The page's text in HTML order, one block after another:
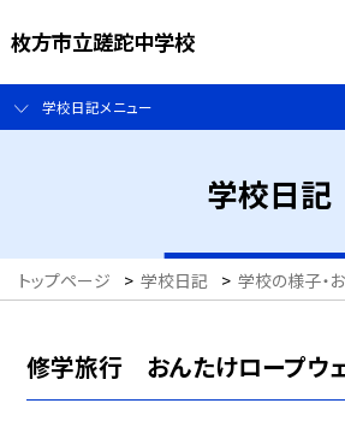
枚方市立蹉跎中学校
学校日記メニュー
学校日記
トップページ > 学校日記 > 学校の様子・
修学旅行 おんたけロープウ